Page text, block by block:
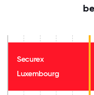
Securex
Luxembourg